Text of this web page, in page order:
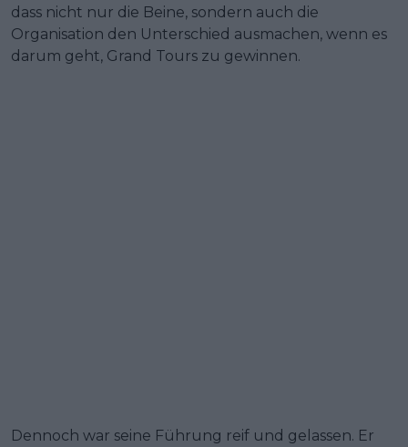
dass nicht nur die Beine, sondern auch die
Organisation den Unterschied ausmachen, wenn es
darum geht, Grand Tours zu gewinnen.
Dennoch war seine Führung reif und gelassen. Er